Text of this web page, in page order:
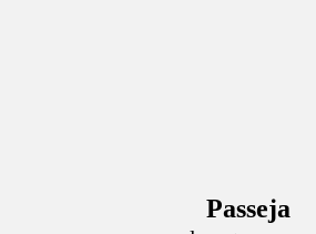
Passeja